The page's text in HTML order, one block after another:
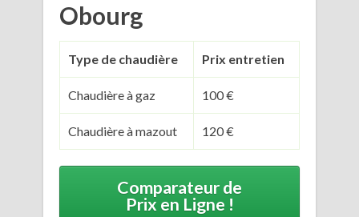
Obourg
Type de chaudière Prix entretien
Chaudière à gaz 100 €
Chaudière à mazout 120 €
Comparateur de
Prix en Ligne !